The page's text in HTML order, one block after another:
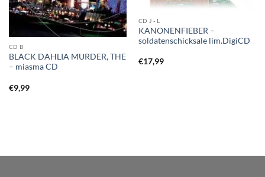
CD B
BLACK DAHLIA MURDER, THE
– miasma CD
€9,99
CD J - L
KANONENFIEBER –
soldatenschicksale lim.DigiCD
€17,99